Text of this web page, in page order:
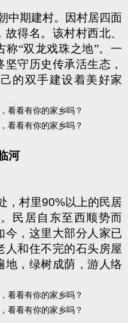
中期建村。因村居四面
得名。该村村西北、
称“双龙戏珠之地”。一
守历史传承活生态，
的双手建设着美好家
河
，村里90%以上的民居
民居自东至西顺势而
今，这里大部分人家已
人和住不完的石头房屋
地，绿树成荫，游人络